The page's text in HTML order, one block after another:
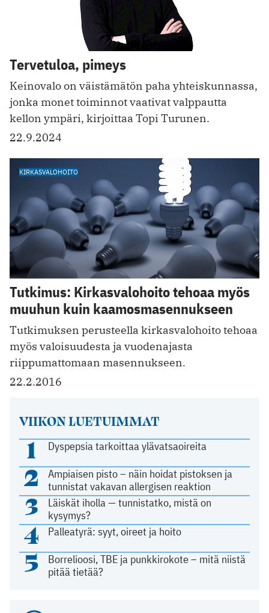
Tervetuloa, pimeys
Keinovalo on väistämätön paha yhteiskunnassa,
jonka monet toiminnot vaativat valppautta
kellon ympäri, kirjoittaa Topi Turunen.
22.9.2024
KIRKASVALOHOITO
Tutkimus: Kirkasvalohoito tehoaa myös
muuhun kuin kaamosmasennukseen
Tutkimuksen perusteella kirkasvalohoito tehoaa
myös valoisuudesta ja vuodenajasta
riippumattomaan masennukseen.
22.2.2016
VIIKON LUETUIMMAT
1 Dyspepsia tarkoittaa ylävatsaoireita
2
Ampiaisen pisto – näin hoidat pistoksen ja
tunnistat vakavan allergisen reaktion
3
Läiskät iholla — tunnistatko, mistä on
kysymys?
4 Palleatyrä: syyt, oireet ja hoito
5
Borrelioosi, TBE ja punkkirokote – mitä niistä
pitää tietää?